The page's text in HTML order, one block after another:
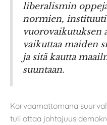
liberalismin
normien,
vuorovaikutuksen
vaikuttaa maiden
ja sitä kautta
suuntaan.
Korvaamattomana
tuli ottaa johtajuus